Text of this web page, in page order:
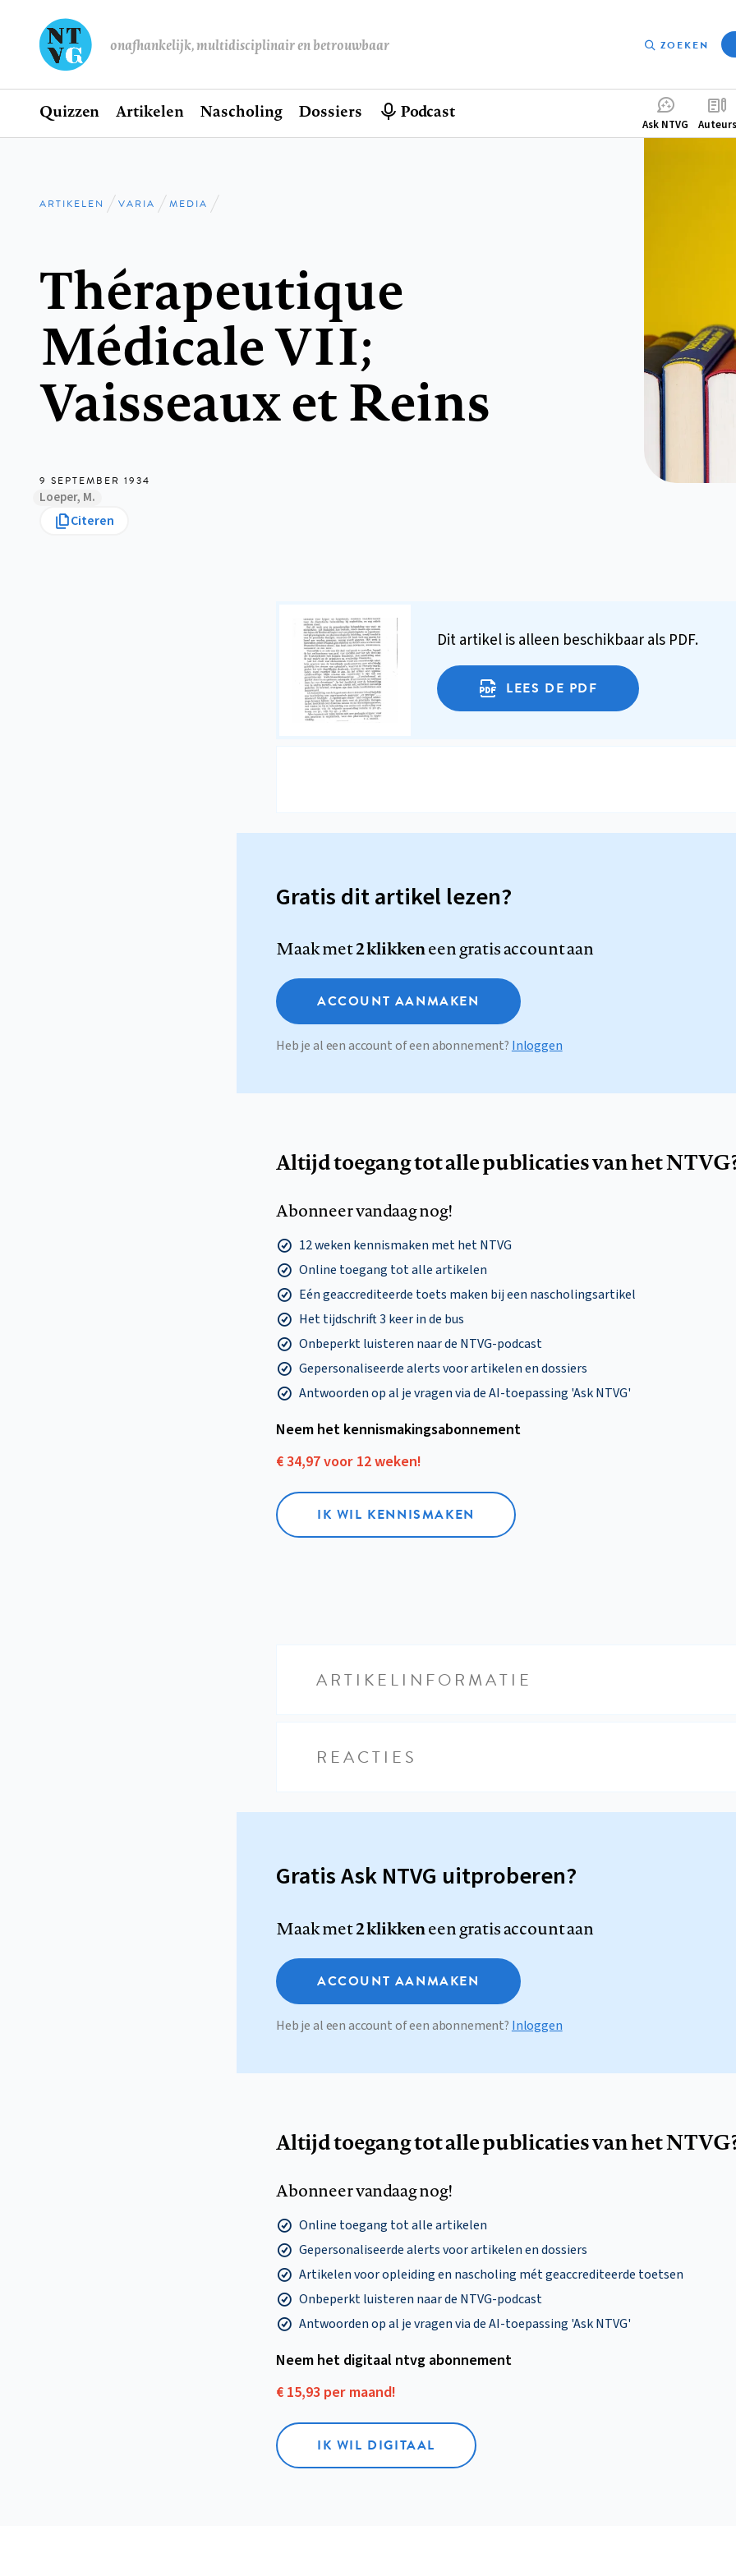
onafhankelijk, multidisciplinair en betrouwbaar ZOEKEN
Hoofdnavigatie
Home
Quizzen Artikelen Nascholing Dossiers Podcast
Ask NTVG Auteurs
Kruimelpad
ARTIKELEN VARIA MEDIA
Thérapeutique
Médicale VII;
Vaisseaux et Reins
9 SEPTEMBER 1934
Loeper, M.
Citeren
Dit artikel is alleen beschikbaar als PDF.
LEES DE PDF
Gratis dit artikel lezen?
Maak met2 klikkeneen gratis account aan
ACCOUNT AANMAKEN
Heb je al een account of een abonnement? Inloggen
Altijd toegang tot alle publicaties van het
Abonneer vandaag nog!
12 weken kennismaken met het NTVG
Online toegang tot alle artikelen
Eén geaccrediteerde toets maken bij een nascholingsartikel
Het tijdschrift 3 keer in de bus
Onbeperkt luisteren naar de NTVG-podcast
Gepersonaliseerde alerts voor artikelen en dossiers
Antwoorden op al je vragen via de AI-toepassing 'Ask NTVG'
Neem het kennismakings­abonnement
€ 34,97 voor 12 weken!
IK WIL KENNISMAKEN
ARTIKELINFORMATIE
REACTIES
Gratis Ask NTVG uitproberen?
Maak met2 klikkeneen gratis account aan
ACCOUNT AANMAKEN
Heb je al een account of een abonnement? Inloggen
Altijd toegang tot alle publicaties van het
Abonneer vandaag nog!
Online toegang tot alle artikelen
Gepersonaliseerde alerts voor artikelen en dossiers
Artikelen voor opleiding en nascholing mét geaccrediteerde toetsen
Onbeperkt luisteren naar de NTVG-podcast
Antwoorden op al je vragen via de AI-toepassing 'Ask NTVG'
Neem het digitaal ntvg abonnement
€ 15,93 per maand!
IK WIL DIGITAAL